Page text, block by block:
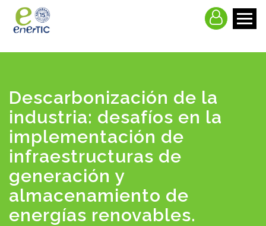
Descarbonización de la
industria: desafíos en la
implementación de
infraestructuras de
generación y
almacenamiento de
energías renovables.